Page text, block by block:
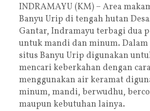
INDRAMAYU (KM) – Area
Banyu Urip di tengah hutan
Gantar, Indramayu terbagi dua
untuk mandi dan minum. Dalam
situs Banyu Urip digunakan
mencari keberkahan dengan
menggunakan air keramat
minum, mandi, berwudhu,
maupun kebutuhan lainya.